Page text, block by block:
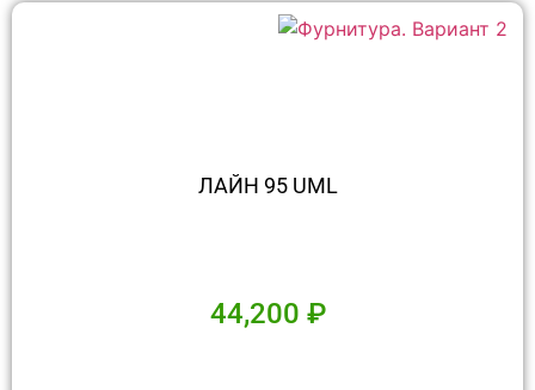
ЛАЙН 95 UML
44,200 ₽